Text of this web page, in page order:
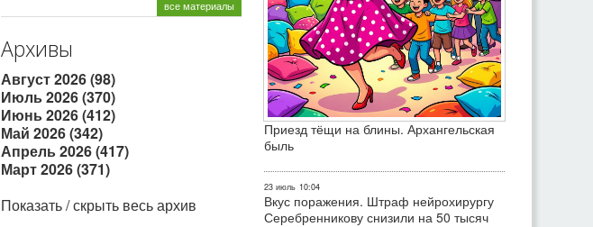
все материалы
Архивы
Август 2026 (98)
Июль 2026 (370)
Июнь 2026 (412)
Май 2026 (342)
Апрель 2026 (417)
Март 2026 (371)
Показать / скрыть весь архив
Приезд тёщи на блины. Архангельская
быль
23 июль 10:04
Вкус поражения. Штраф нейрохирургу
Серебренникову снизили на 50 тысяч